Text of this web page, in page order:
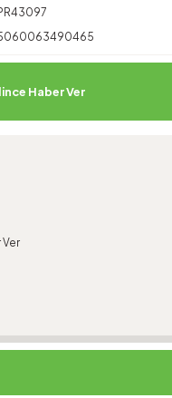
Haber Ver
Ver